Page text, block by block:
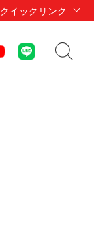
クイックリンク